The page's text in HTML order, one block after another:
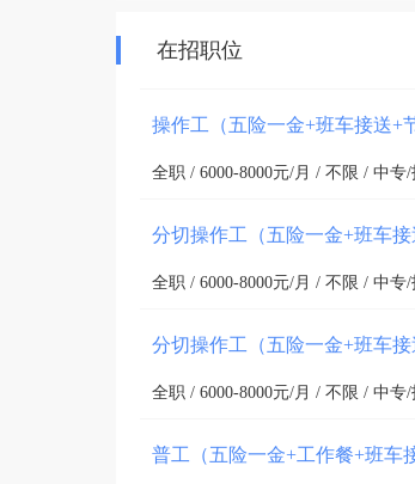
在招职位
操作工（五险一金+班车接送+
全职 / 6000-8000元/月 / 不限 / 中专/
分切操作工（五险一金+班车接
全职 / 6000-8000元/月 / 不限 / 中专/
分切操作工（五险一金+班车接
全职 / 6000-8000元/月 / 不限 / 中专/
普工（五险一金+工作餐+班车